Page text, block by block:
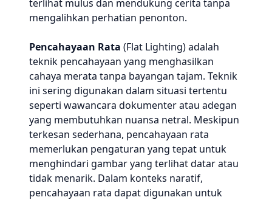
terlihat mulus dan mendukung cerita tanpa
mengalihkan perhatian penonton.
Pencahayaan Rata (Flat Lighting) adalah
teknik pencahayaan yang menghasilkan
cahaya merata tanpa bayangan tajam. Teknik
ini sering digunakan dalam situasi tertentu
seperti wawancara dokumenter atau adegan
yang membutuhkan nuansa netral. Meskipun
terkesan sederhana, pencahayaan rata
memerlukan pengaturan yang tepat untuk
menghindari gambar yang terlihat datar atau
tidak menarik. Dalam konteks naratif,
pencahayaan rata dapat digunakan untuk